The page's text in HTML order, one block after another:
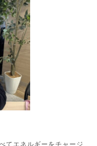
てエネルギーをチャージ